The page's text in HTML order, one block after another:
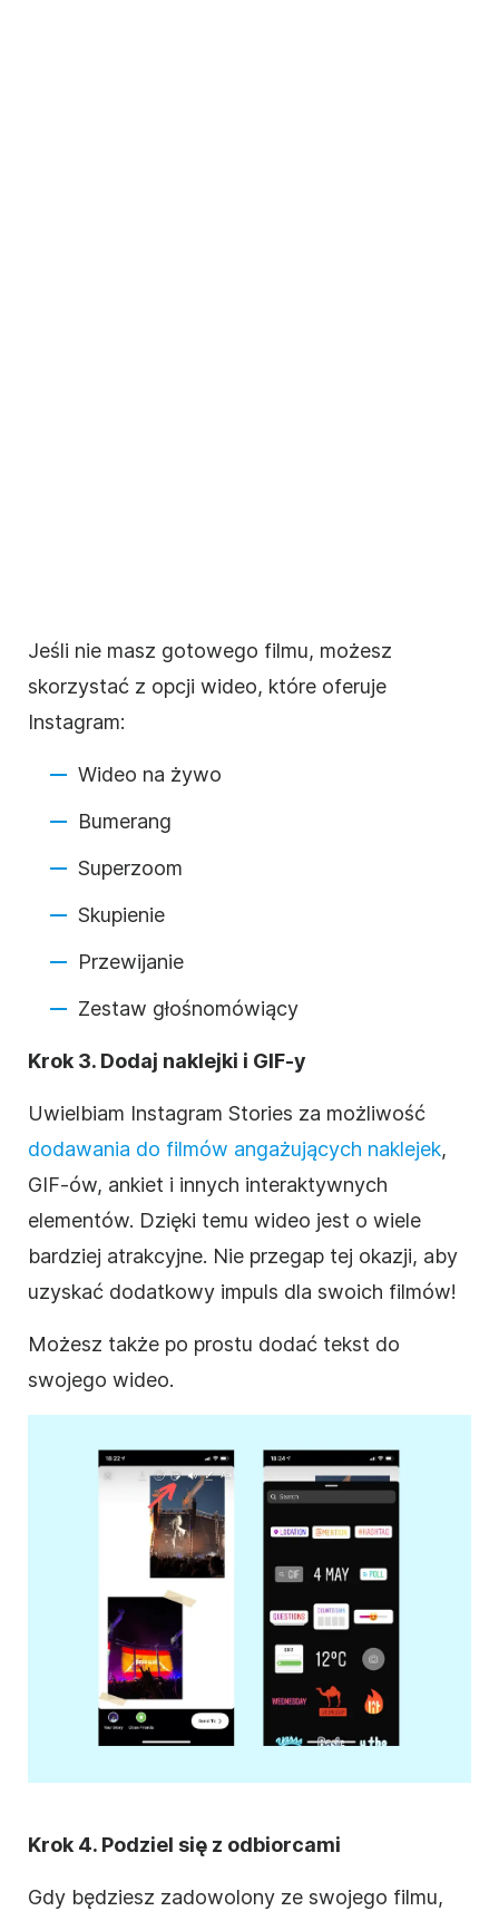
Jeśli nie masz gotowego filmu, możesz
skorzystać z opcji wideo, które oferuje
Instagram:
Wideo na żywo
Bumerang
Superzoom
Skupienie
Przewijanie
Zestaw głośnomówiący
Krok 3. Dodaj naklejki i GIF-y
Uwielbiam Instagram Stories za możliwość
dodawania do filmów angażujących naklejek,
GIF-ów, ankiet i innych interaktywnych
elementów. Dzięki temu wideo jest o wiele
bardziej atrakcyjne. Nie przegap tej okazji, aby
uzyskać dodatkowy impuls dla swoich filmów!
Możesz także po prostu dodać tekst do
swojego wideo.
Krok 4. Podziel się z odbiorcami
Gdy będziesz zadowolony ze swojego filmu,